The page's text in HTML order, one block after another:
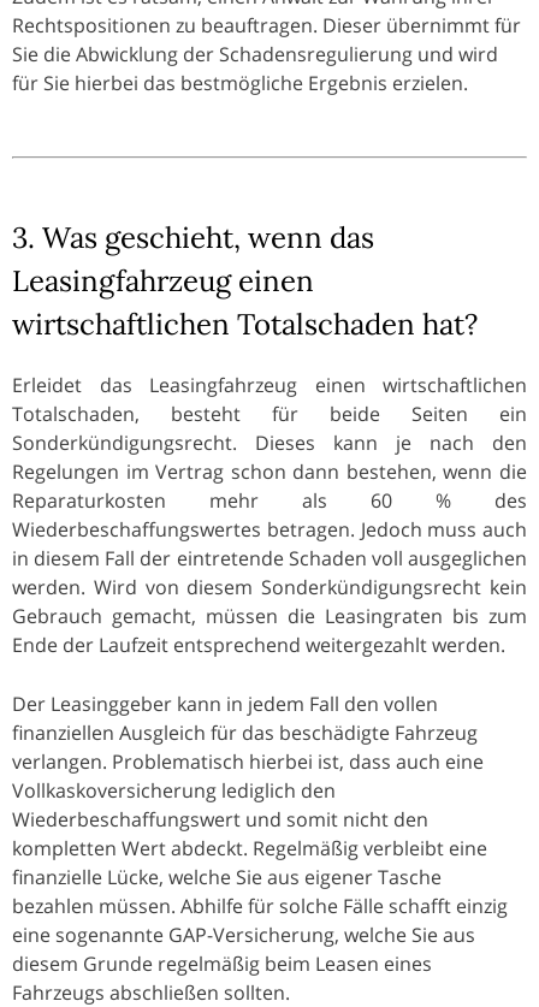
Rechtspositionen zu beauftragen. Dieser übernimmt für
Sie die Abwicklung der Schadensregulierung und wird
für Sie hierbei das bestmögliche Ergebnis erzielen.
3. Was geschieht, wenn das
Leasingfahrzeug einen
wirtschaftlichen Totalschaden hat?
Erleidet das Leasingfahrzeug einen wirtschaftlichen
Totalschaden, besteht für beide Seiten ein
Sonderkündigungsrecht. Dieses kann je nach den
Regelungen im Vertrag schon dann bestehen, wenn die
Reparaturkosten mehr als 60 % des
Wiederbeschaffungswertes betragen. Jedoch muss auch
in diesem Fall der eintretende Schaden voll ausgeglichen
werden. Wird von diesem Sonderkündigungsrecht kein
Gebrauch gemacht, müssen die Leasingraten bis zum
Ende der Laufzeit entsprechend weitergezahlt werden.
Der Leasinggeber kann in jedem Fall den vollen
finanziellen Ausgleich für das beschädigte Fahrzeug
verlangen. Problematisch hierbei ist, dass auch eine
Vollkaskoversicherung lediglich den
Wiederbeschaffungswert und somit nicht den
kompletten Wert abdeckt. Regelmäßig verbleibt eine
finanzielle Lücke, welche Sie aus eigener Tasche
bezahlen müssen. Abhilfe für solche Fälle schafft einzig
eine sogenannte GAP-Versicherung, welche Sie aus
diesem Grunde regelmäßig beim Leasen eines
Fahrzeugs abschließen sollten.